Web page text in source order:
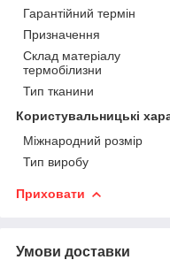
Гарантійний термін
Призначення
Склад матеріалу
термобілизни
Тип тканини
Користувальницькі
Міжнародний розмір
Тип виробу
Приховати
Умови доставки